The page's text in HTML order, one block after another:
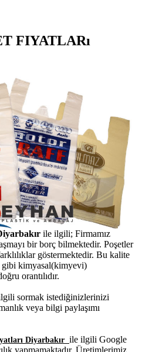
FIYATLARı
ile ilgili; Firmamız
bir borç bilmektedir. Poşetler
göstermektedir. Bu kalite
gibi kimyasal(kimyevi)
orantılıdır.
sormak istediğinizlerinizi
veya bilgi paylaşımı
Diyarbakır ile ilgili Google